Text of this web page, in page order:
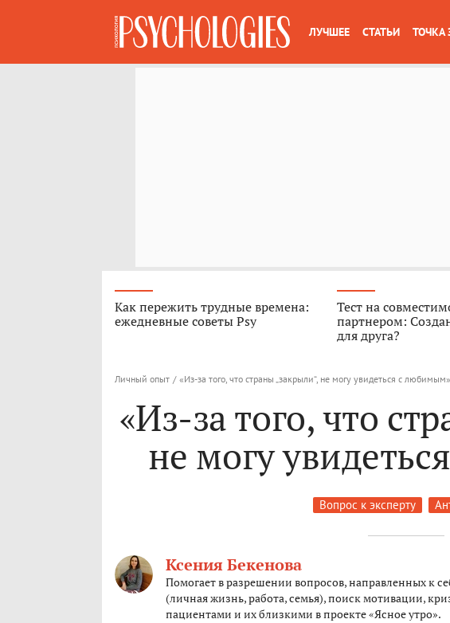
ЛУЧШЕЕ СТАТЬИ ТОЧКА
Как пережить трудные времена:
ежедневные советы Psy
Тест на
партнером:
для друга?
Личный опыт / «Из-за того, что страны „закрыли“, не могу увидеться с любимым»
«Из-за того, что
не могу
Вопрос к эксперту
Ксения Бекенова
Помогает в разрешении вопросов, направленных к
(личная жизнь, работа, семья), поиск мотивации,
пациентами и их близкими в проекте «Ясное утро».